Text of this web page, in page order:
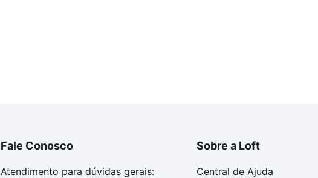
Fale Conosco
Atendimento para dúvidas gerais:
Sobre a Loft
Central de Ajuda